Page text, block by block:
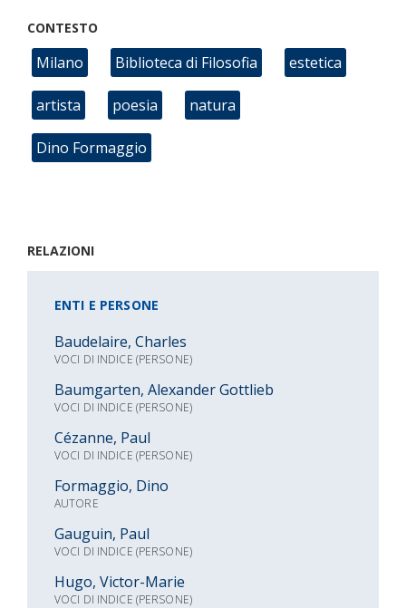
CONTESTO
Milano Biblioteca di Filosofia estetica
artista poesia natura
Dino Formaggio
RELAZIONI
ENTI E PERSONE
Baudelaire, Charles
VOCI DI INDICE (PERSONE)
Baumgarten, Alexander Gottlieb
VOCI DI INDICE (PERSONE)
Cézanne, Paul
VOCI DI INDICE (PERSONE)
Formaggio, Dino
AUTORE
Gauguin, Paul
VOCI DI INDICE (PERSONE)
Hugo, Victor-Marie
VOCI DI INDICE (PERSONE)